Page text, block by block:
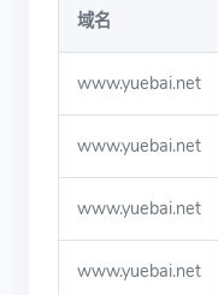
域名
www.yuebai.net
www.yuebai.net
www.yuebai.net
www.yuebai.net